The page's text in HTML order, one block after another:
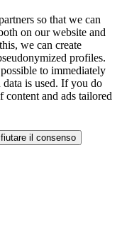
so that we can
on our website and
we can create
profiles.
to immediately
is used. If you do
and ads tailored
il consenso